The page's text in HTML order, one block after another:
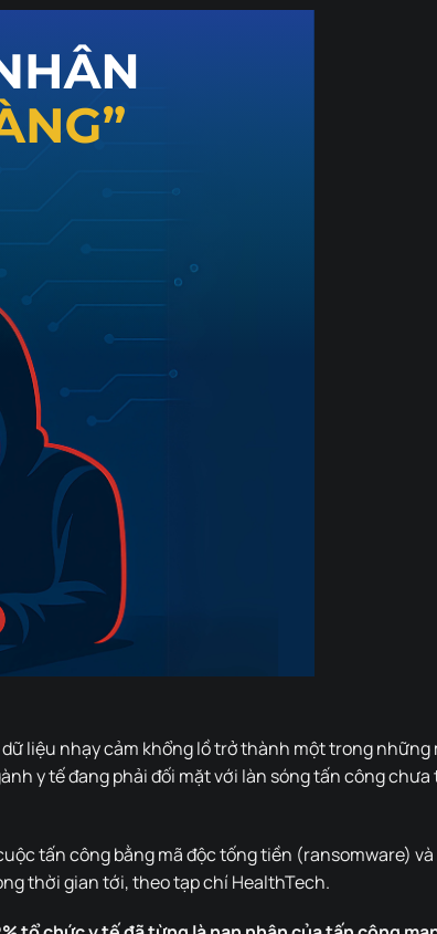
liệu nhạy cảm khổng lồ trở thành một trong
y tế đang phải đối mặt với làn sóng tấn công
tấn công bằng mã độc tống tiền (ransomware)
thời gian tới, theo tạp chí HealthTech.